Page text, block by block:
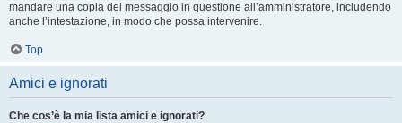
mandare una copia del messaggio in questione all’amministratore, includendo
anche l’intestazione, in modo che possa intervenire.
Top
Amici e ignorati
Che cos’è la mia lista amici e ignorati?